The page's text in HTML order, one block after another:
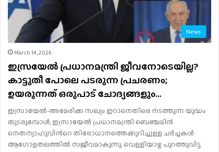
News
March 14, 2026
ഇസ്രയേൽ പ്രധാനമന്ത്രി ജീവനോടെയില്ല?
കാട്ടുതീ പോലെ പടരുന്ന പ്രചരണം;
ഉയരുന്നത് ഒരുപാട് ചോദ്യങ്ങളും…
ഇസ്രായേൽ-അമേരിക്ക സഖ്യം ഇറാനെതിരെ നടത്തുന്ന യുദ്ധം
തുടരുമ്പോൾ, ഇസ്രായേൽ പ്രധാനമന്ത്രി ബെഞ്ചമിൻ
നെതന്യാഹുവിന്‍റെ തിരോധാനത്തെക്കുറിച്ചുള്ള ചർച്ചകൾ
ആഗോളതലത്തിൽ സജീവമാകുന്നു. വെള്ളിയാഴ്ച പുറത്തുവിട്ട